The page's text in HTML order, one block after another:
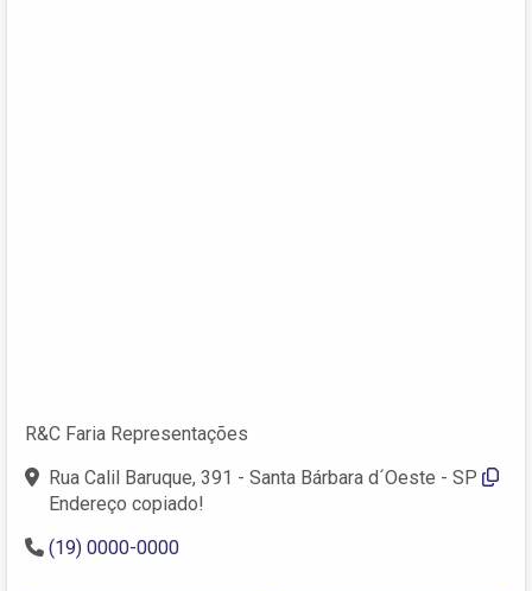
R&C Faria Representações
Rua Calil Baruque, 391 - Santa Bárbara d´Oeste - SP
Endereço copiado!
(19) 0000-0000